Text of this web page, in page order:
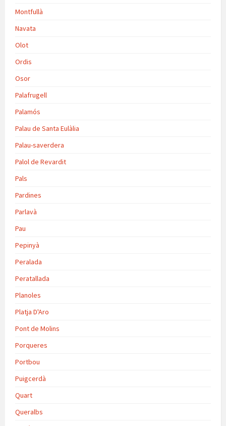
Montfullà
Navata
Olot
Ordis
Osor
Palafrugell
Palamós
Palau de Santa Eulàlia
Palau-saverdera
Palol de Revardit
Pals
Pardines
Parlavà
Pau
Pepinyà
Peralada
Peratallada
Planoles
Platja D'Aro
Pont de Molins
Porqueres
Portbou
Puigcerdà
Quart
Queralbs